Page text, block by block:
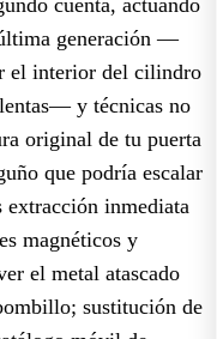
generación —
el interior del cilindro
y técnicas no
original de tu puerta
que podría escalar
extracción inmediata
magnéticos y
el metal atascado
sustitución de